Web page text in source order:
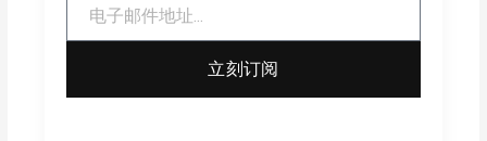
立刻订阅